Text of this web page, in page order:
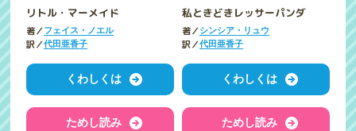
リトル・マーメイド
著／フェイス・ノエル
訳／代田亜香子
くわしくは
ためし読み
私ときどきレッサーパンダ
著／シンシア・リュウ
訳／代田亜香子
くわしくは
ためし読み